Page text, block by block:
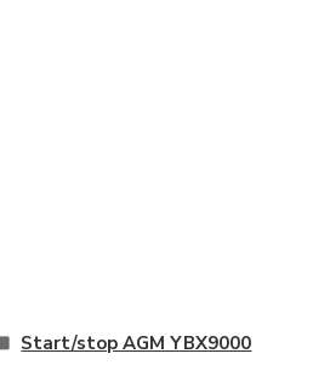
Start/stop AGM YBX9000